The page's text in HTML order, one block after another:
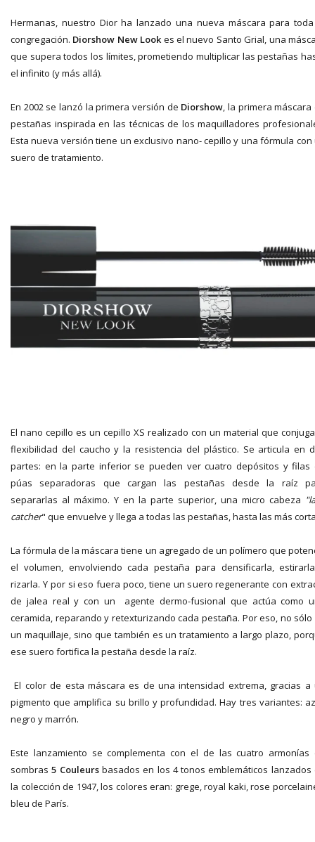
Hermanas, nuestro Dior ha lanzado una nueva máscara para
congregación. Diorshow New Look es el nuevo Santo Grial, una
que supera todos los límites, prometiendo multiplicar las pestañas
el infinito (y más allá).
En 2002 se lanzó la primera versión de Diorshow, la primera máscara
pestañas inspirada en las técnicas de los maquilladores
Esta nueva versión tiene un exclusivo nano- cepillo y una fórmula con
suero de tratamiento.
El nano cepillo es un cepillo XS realizado con un material que
flexibilidad del caucho y la resistencia del plástico. Se articula en
partes: en la parte inferior se pueden ver cuatro depósitos y filas
púas separadoras que cargan las pestañas desde la raíz
separarlas al máximo. Y en la parte superior, una micro cabeza
catcher" que envuelve y llega a todas las pestañas, hasta las más
La fórmula de la máscara tiene un agregado de un polímero que
el volumen, envolviendo cada pestaña para densificarla,
rizarla. Y por si eso fuera poco, tiene un suero regenerante con
de jalea real y con un agente dermo-fusional que actúa como
ceramida, reparando y retexturizando cada pestaña. Por eso, no sólo
un maquillaje, sino que también es un tratamiento a largo plazo,
ese suero fortifica la pestaña desde la raíz.
El color de esta máscara es de una intensidad extrema, gracias a
pigmento que amplifica su brillo y profundidad. Hay tres variantes:
negro y marrón.
Este lanzamiento se complementa con el de las cuatro armonías
sombras5 Couleursbasados en los 4 tonos emblemáticos lanzados
la colección de 1947, los colores eran: grege, royal kaki, rose
bleu de París.